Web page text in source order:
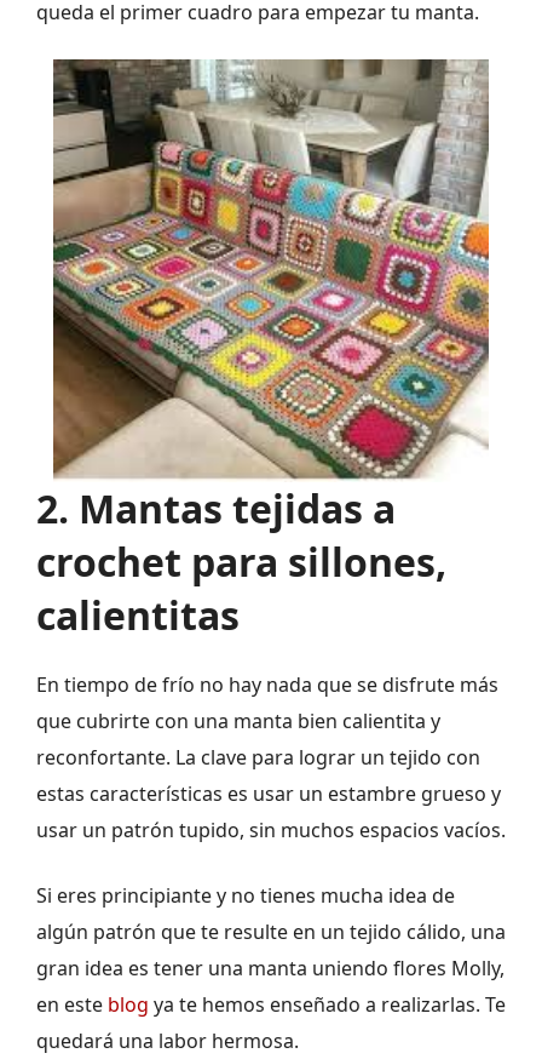
queda el primer cuadro para empezar tu manta.
2. Mantas tejidas a
crochet para sillones,
calientitas
En tiempo de frío no hay nada que se disfrute más
que cubrirte con una manta bien calientita y
reconfortante. La clave para lograr un tejido con
estas características es usar un estambre grueso y
usar un patrón tupido, sin muchos espacios vacíos.
Si eres principiante y no tienes mucha idea de
algún patrón que te resulte en un tejido cálido, una
gran idea es tener una manta uniendo flores Molly,
en este blog ya te hemos enseñado a realizarlas. Te
quedará una labor hermosa.